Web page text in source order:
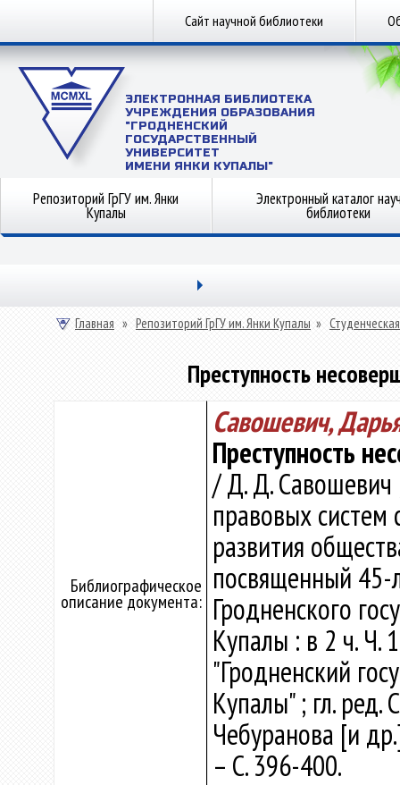
Сайт научной библиотеки
ЭЛЕКТРОННАЯ БИБЛИОТЕКА
УЧРЕЖДЕНИЯ ОБРАЗОВАНИЯ
"ГРОДНЕНСКИЙ
ГОСУДАРСТВЕННЫЙ
УНИВЕРСИТЕТ
ИМЕНИ ЯНКИ КУПАЛЫ"
Репозиторий ГрГУ им. Янки
Купалы
Электронный каталог
библиотеки
Главная » Репозиторий ГрГУ им. Янки Купалы »
Преступность
Библиографическое
описание документа:
Савошевич,
Преступность
/ Д. Д. Савошевич
правовых систем
развития
посвященный 45-
Гродненского
Купалы : в 2 ч. Ч.
"Гродненский
Купалы" ; гл. ред.
Чебуранова [и
– С. 396-400.